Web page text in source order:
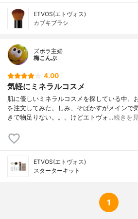
ETVOS(エトヴォス)
カブキブラシ
ズボラ主婦
梅こんぶ
4.00
気軽にミネラルコスメ
肌に優しいミネラルコスメを探している中、
を注文してみた。しみ、そばかすがメインで
きで物足りない。。。けどエトヴォ…続きを
ETVOS(エトヴォス)
スターターキット
1